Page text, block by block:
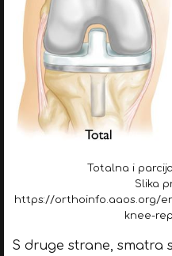
Totalna i
Slika
https://orthoinfo.aaos.org/
knee-
S druge strane, smatra